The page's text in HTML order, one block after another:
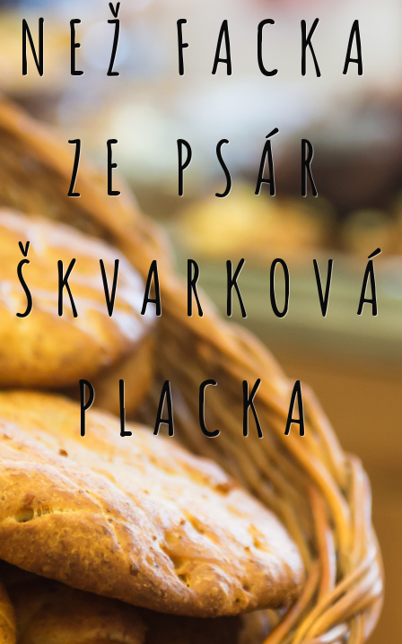
NEŽ FACKA
ZE PSÁR
ŠKVARKOVÁ
PLACKA